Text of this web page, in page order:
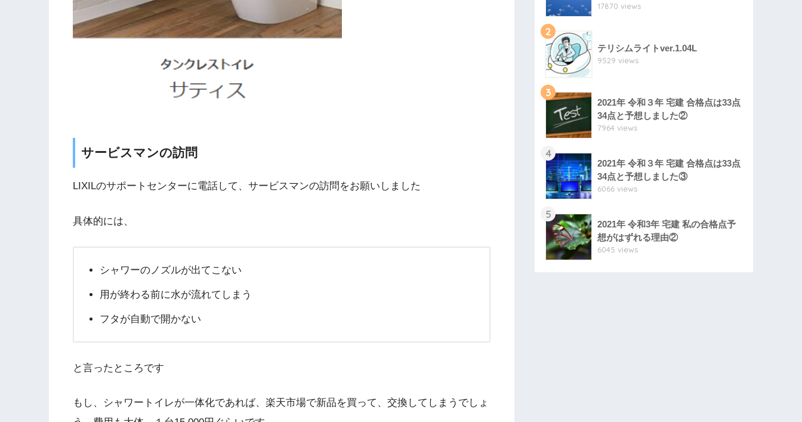
サービスマンの訪問
LIXILのサポートセンターに電話して、サービスマンの訪問をお願いしました
具体的には、
シャワーのノズルが出てこない
用が終わる前に水が流れてしまう
フタが自動で開かない
と言ったところです
もし、シャワートイレが一体化であれば、楽天市場で新品を買って、交換してしまうでしょ
17870 views
2
テリシムライトver.1.04L
9529 views
3
2021年 令和３年 宅建 合格点は33点
34点と予想しました②
7964 views
4
2021年 令和３年 宅建 合格点は33点
34点と予想しました③
6066 views
5
2021年 令和3年 宅建 私の合格点予
想がはずれる理由②
6045 views